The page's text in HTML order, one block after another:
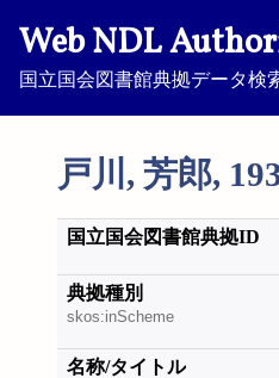
Web NDL
国立国会図書館典拠データ検
戸川, 芳郎,
国立国会図書館典拠ID
典拠種別
skos:inScheme
名称/タイトル